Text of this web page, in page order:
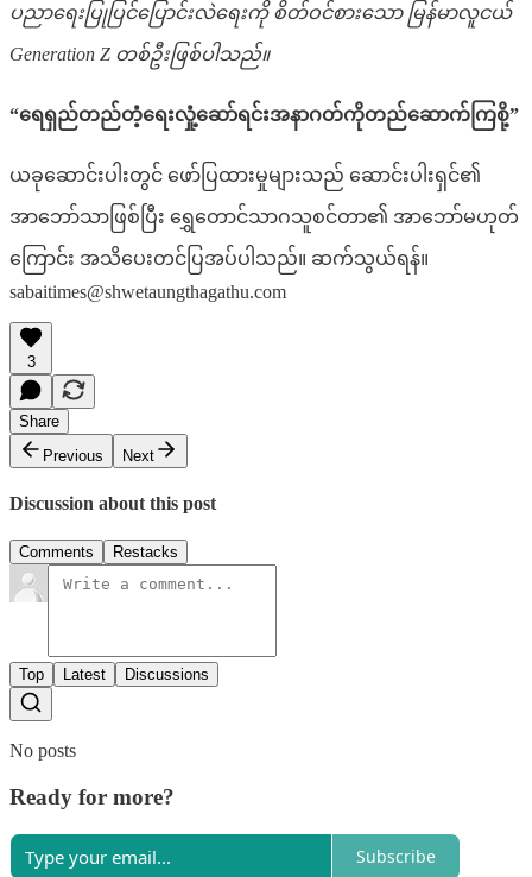
ပညာရေးပြုပြင်ပြောင်းလဲရေးကို စိတ်ဝင်စားသော မြန်မာလူငယ်
Generation Z တစ်ဦးဖြစ်ပါသည်။
“ရေရှည်တည်တံ့ရေးလှုံ့ဆော်ရင်းအနာဂတ်ကိုတည်ဆောက်ကြစို့”
ယခုဆောင်းပါးတွင် ဖော်ပြထားမှုများသည် ဆောင်းပါးရှင်၏
အာဘော်သာဖြစ်ပြီး ရွှေတောင်သာဂသူစင်တာ၏ အာဘော်မဟုတ်
ကြောင်း အသိပေးတင်ပြအပ်ပါသည်။ ဆက်သွယ်ရန်။
sabaitimes@shwetaungthagathu.com
3
Share
Previous
Next
Discussion about this post
Comments Restacks
Top Latest Discussions
No posts
Ready for more?
Subscribe